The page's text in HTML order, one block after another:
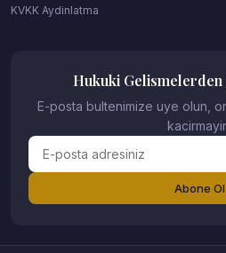
KVKK Aydinlatma
Hukuki
E-posta bultenimize uye olun,
Abone Ol